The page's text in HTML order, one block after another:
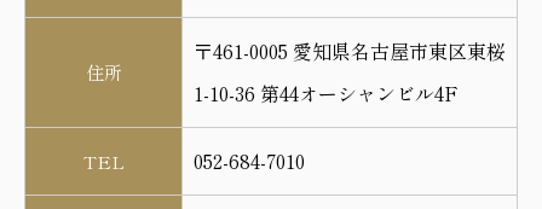
住所
〒461-0005 愛知県名古屋市東区東桜
1-10-36 第44オーシャンビル4F
TEL 052-684-7010